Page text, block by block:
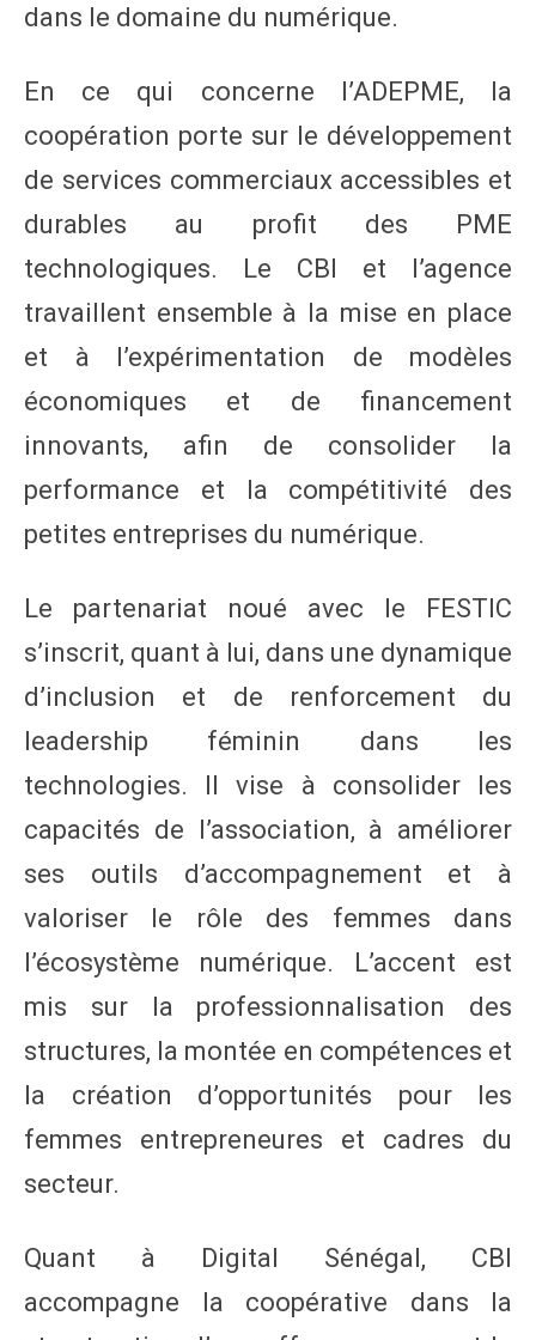
dans le domaine du numérique.
En ce qui concerne l’ADEPME, la
coopération porte sur le développement
de services commerciaux accessibles et
durables au profit des PME
technologiques. Le CBI et l’agence
travaillent ensemble à la mise en place
et à l’expérimentation de modèles
économiques et de financement
innovants, afin de consolider la
performance et la compétitivité des
petites entreprises du numérique.
Le partenariat noué avec le FESTIC
s’inscrit, quant à lui, dans une dynamique
d’inclusion et de renforcement du
leadership féminin dans les
technologies. Il vise à consolider les
capacités de l’association, à améliorer
ses outils d’accompagnement et à
valoriser le rôle des femmes dans
l’écosystème numérique. L’accent est
mis sur la professionnalisation des
structures, la montée en compétences et
la création d’opportunités pour les
femmes entrepreneures et cadres du
secteur.
Quant à Digital Sénégal, CBI
accompagne la coopérative dans la